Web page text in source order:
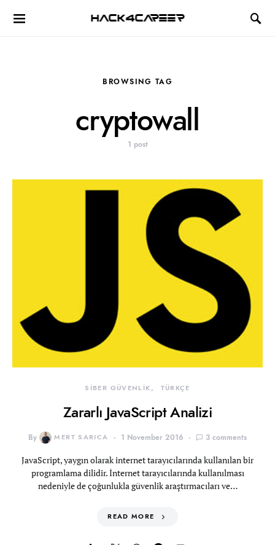
Hack4Career
BROWSING TAG
cryptowall
1 post
SİBER GÜVENLİK TÜRKÇE
Zararlı JavaScript Analizi
By MERT SARICA 1 November 2016 3 comments
JavaScript, yaygın olarak internet tarayıcılarında kullanılan bir
programlama dilidir. İnternet tarayıcılarında kullanılması
nedeniyle de çoğunlukla güvenlik araştırmacıları ve…
READ MORE